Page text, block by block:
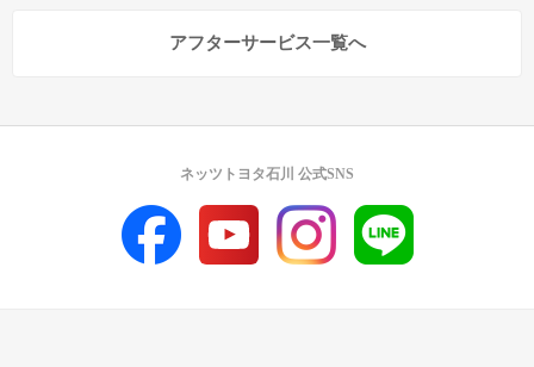
アフターサービス一覧へ
ネッツトヨタ石川 公式SNS